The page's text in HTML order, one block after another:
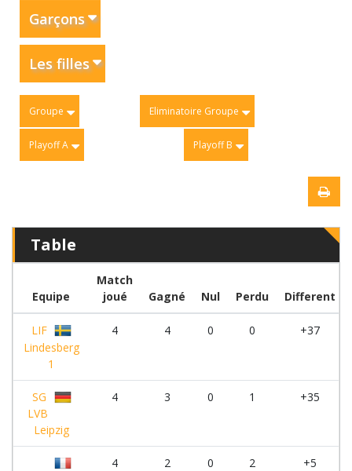
Garçons
Les filles
Groupe Eliminatoire Groupe
Playoff A Playoff B
Table
Equipe
Match
joué
Gagné Nul Perdu Different
LIF
Lindesberg
1
4 4 0 0 +37
SG
LVB
Leipzig
4 3 0 1 +35
4 2 0 2 +5